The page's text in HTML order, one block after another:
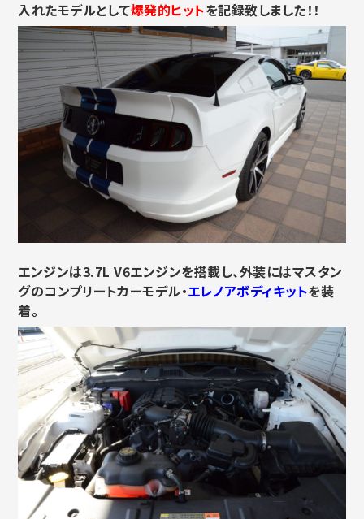
入れたモデルとして爆発的ヒットを記録致しました！！
エンジンは3.7L V6エンジンを搭載し、外装にはマスタン
グのコンプリートカーモデル・エレノアボディキットを装
着。